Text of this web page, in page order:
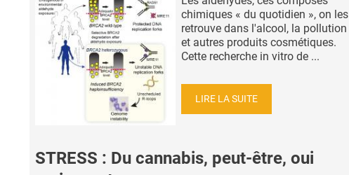
chimiques « du quotidien », on les
retrouve dans l'alcool, la pollution
et autres produits cosmétiques.
Cette recherche in vitro de ...
LIRE LA SUITE
STRESS : Du cannabis, peut-être, oui